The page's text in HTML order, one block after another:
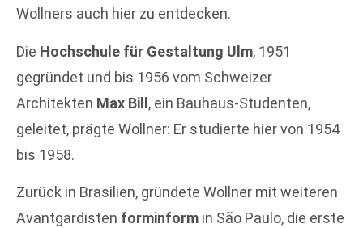
Wollners auch hier zu entdecken.
Die Hochschule für Gestaltung Ulm, 1951
gegründet und bis 1956 vom Schweizer
Architekten Max Bill, ein Bauhaus-Studenten,
geleitet, prägte Wollner: Er studierte hier von 1954
bis 1958.
Zurück in Brasilien, gründete Wollner mit weiteren
Avantgardisten forminform in São Paulo, die erste